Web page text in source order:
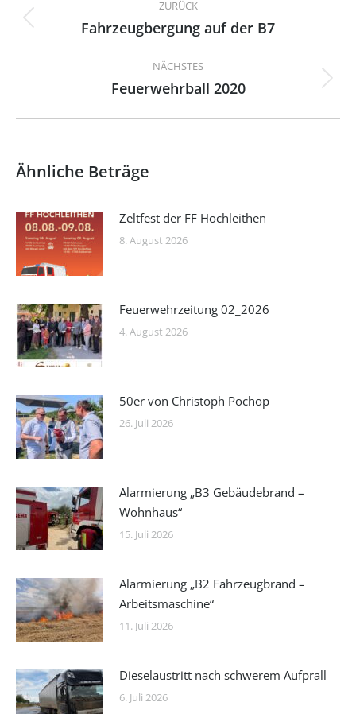
ZURÜCK
Vorheriger
Fahrzeugbergung auf der B7
NÄCHSTES
Nächster
Feuerwehrball 2020
Ähnliche Beträge
Zeltfest der FF Hochleithen
8. August 2026
Feuerwehrzeitung 02_2026
4. August 2026
50er von Christoph Pochop
26. Juli 2026
Alarmierung „B3 Gebäudebrand –
Wohnhaus“
15. Juli 2026
Alarmierung „B2 Fahrzeugbrand –
Arbeitsmaschine“
11. Juli 2026
Dieselaustritt nach schwerem Aufprall
6. Juli 2026